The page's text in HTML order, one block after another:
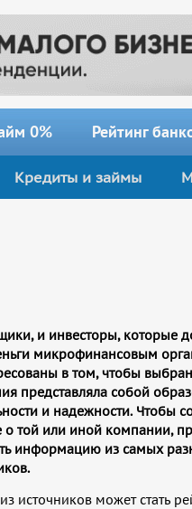
0% Рейтинг
Кредиты и займы
и инвесторы, которые
микрофинансовым
в том, чтобы
представляла собой
и надежности. Чтобы
о той или иной компании,
информацию из самых
источников может стать